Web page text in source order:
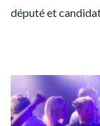
député et